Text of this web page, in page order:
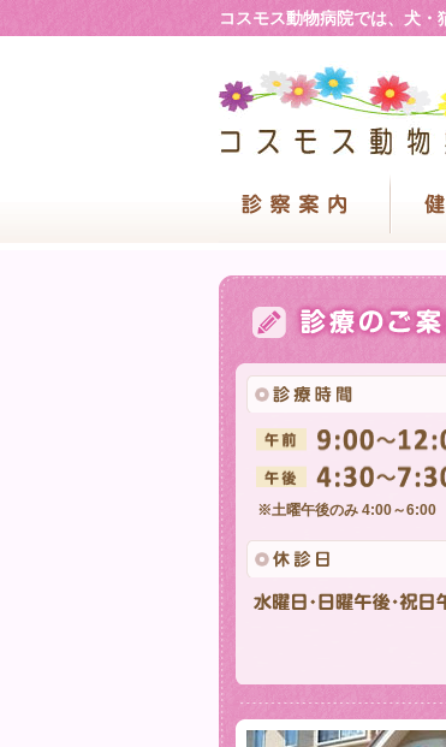
コスモス動物病院では、犬・
※土曜午後のみ 4:00～6:00